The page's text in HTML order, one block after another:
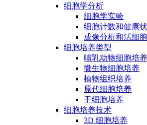
细胞学分析
细胞学实验
细胞计数和健康
成像分析和活细
细胞培养类型
哺乳动物细胞培养
微生物细胞培养
植物组织培养
原代细胞培养
干细胞培养
细胞培养技术
3D 细胞培养